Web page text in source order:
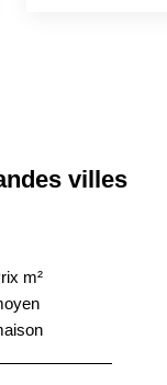
villes
m²